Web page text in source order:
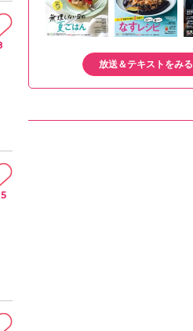
放送＆テキストをみる